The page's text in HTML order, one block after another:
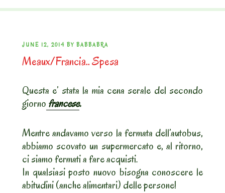
POSTED
ON
JUNE 12, 2014 BY BABBABRA
Meaux/Francia.. Spesa
Questa e’ stata la mia cena serale del secondo
giorno francese.
Mentre andavamo verso la fermata dell’autobus,
abbiamo scovato un supermercato e, al ritorno,
ci siamo fermati a fare acquisti.
In qualsiasi posto nuovo bisogna conoscere le
abitudini (anche alimentari) delle persone!